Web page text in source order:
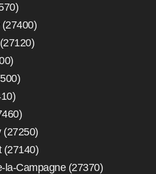
(27250)
(27140)
la-Campagne (27370)